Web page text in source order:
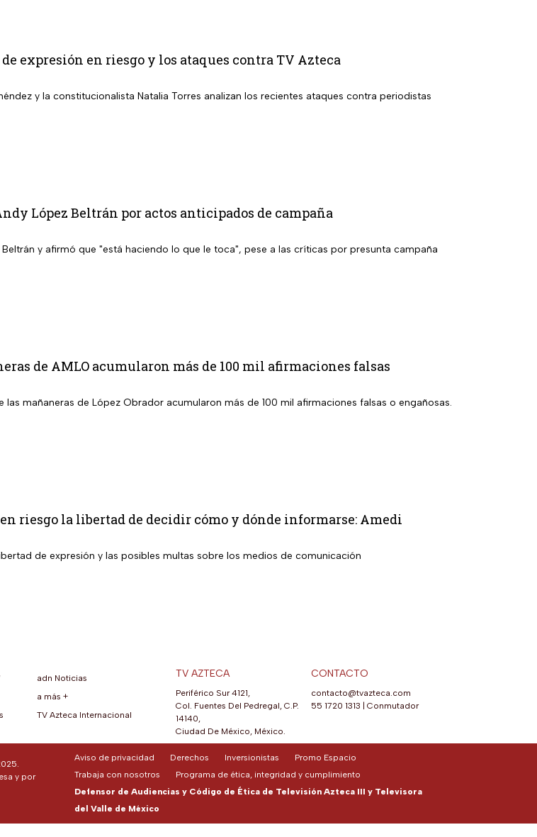
expresión en riesgo y los ataques contra TV Azteca
y la constitucionalista Natalia Torres analizan los recientes ataques contra periodistas
López Beltrán por actos anticipados de campaña
y afirmó que "está haciendo lo que le toca", pese a las críticas por presunta campaña
de AMLO acumularon más de 100 mil afirmaciones falsas
las mañaneras de López Obrador acumularon más de 100 mil afirmaciones falsas o engañosas.
riesgo la libertad de decidir cómo y dónde informarse: Amedi
de expresión y las posibles multas sobre los medios de comunicación
pestaña)pestaña)
nueva pestaña)
adn Noticias
a más +
TV Azteca Internacional
TV AZTECA
Periférico Sur 4121,
Col. Fuentes Del Pedregal, C.P.
14140,
Ciudad De México, México.
CONTACTO
contacto@tvazteca.com
55 1720 1313
Conmutador
y por
Aviso de privacidad Derechos Inversionistas
Promo Espacio
Trabaja con nosotros
Programa de ética, integridad y cumplimiento
Defensor de Audiencias y Código de Ética de Televisión Azteca III y Televisora
del Valle de México